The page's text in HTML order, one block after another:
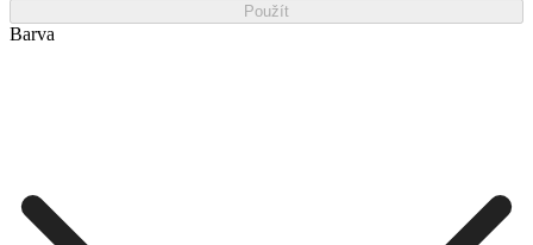
Použít
Barva